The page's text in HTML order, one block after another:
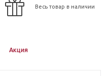
Весь товар в наличии
Акция